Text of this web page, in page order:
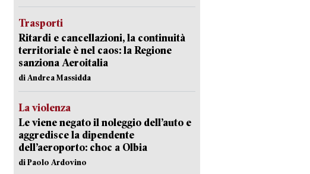
Trasporti
Ritardi e cancellazioni, la continuità
territoriale è nel caos: la Regione
sanziona Aeroitalia
di Andrea Massidda
La violenza
Le viene negato il noleggio dell’auto e
aggredisce la dipendente
dell’aeroporto: choc a Olbia
di Paolo Ardovino